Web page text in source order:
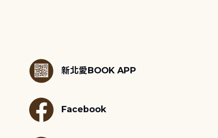
新北愛BOOK APP
Facebook